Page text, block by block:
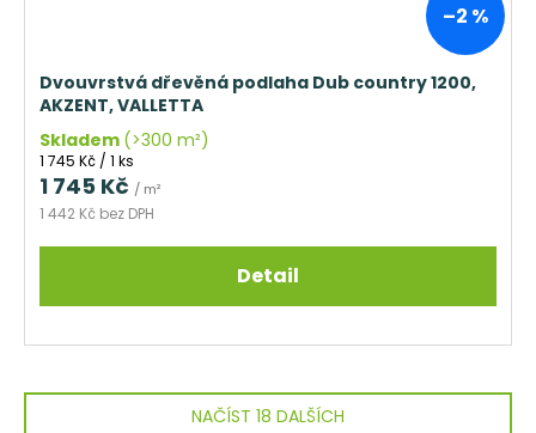
–2 %
Dvouvrstvá dřevěná podlaha Dub country 1200,
AKZENT, VALLETTA
Skladem (>300 m²)
1 442 Kč bez DPH
1 745 Kč / m²
Měrná
cena:
1 745 Kč / 1 ks
Detail
NAČÍST 18 DALŠÍCH